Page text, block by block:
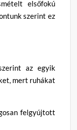
elsőfokú
szerint ez
az egyik
mert ruhákat
felgyújtott